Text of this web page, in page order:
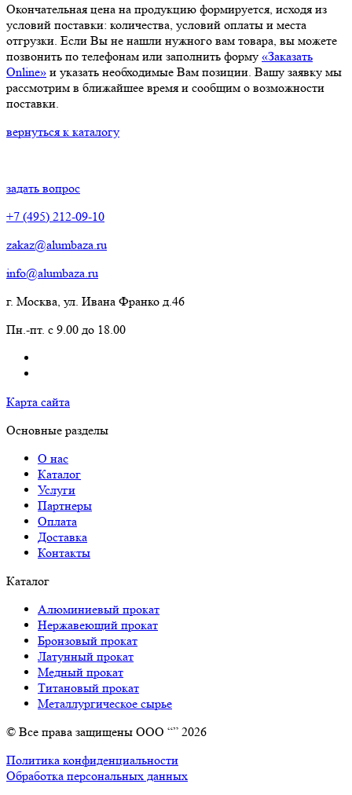
Окончательная цена на продукцию формируется, исходя из
условий поставки: количества, условий оплаты и места
отгрузки. Если Вы не нашли нужного вам товара, вы можете
позвонить по телефонам или заполнить форму «Заказать
Online» и указать необходимые Вам позиции. Вашу заявку мы
рассмотрим в ближайшее время и сообщим о возможности
поставки.
вернуться к каталогу
задать вопрос
+7 (495) 212-09-10
zakaz@alumbaza.ru
info@alumbaza.ru
г. Москва, ул. Ивана Франко д.46
Пн.-пт. с 9.00 до 18.00
Карта сайта
Основные разделы
О нас
Каталог
Услуги
Партнеры
Оплата
Доставка
Контакты
Каталог
Алюминиевый прокат
Нержавеющий прокат
Бронзовый прокат
Латунный прокат
Медный прокат
Титановый прокат
Металлургическое сырье
© Все права защищены ООО “” 2026
Политика конфиденциальности
Обработка персональных данных